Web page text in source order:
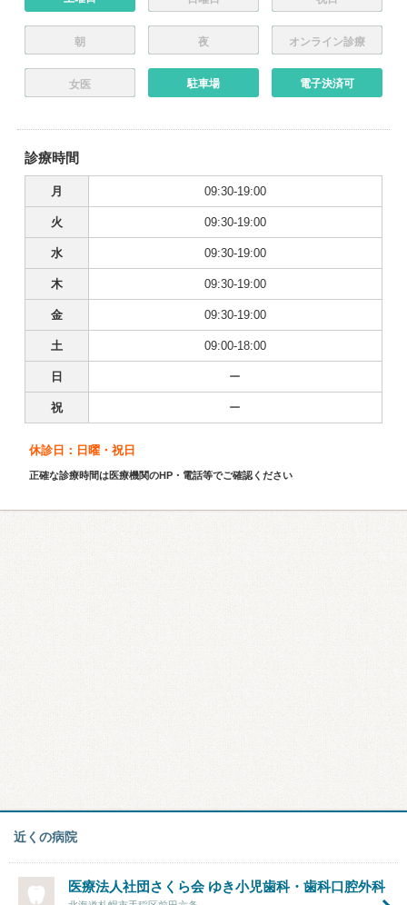
朝 夜 オンライン診療
女医 駐車場 電子決済可
診療時間
月 09:30-19:00
火 09:30-19:00
水 09:30-19:00
木 09:30-19:00
金 09:30-19:00
土 09:00-18:00
日 ー
祝 ー
休診日：日曜・祝日
正確な診療時間は医療機関のHP・電話等でご確認ください
近くの病院
医療法人社団さくら会 ゆき小児歯科・歯科口腔外科